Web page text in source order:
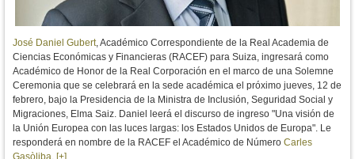
José Daniel Gubert, Académico Correspondiente de la Real Academia de
Ciencias Económicas y Financieras (RACEF) para Suiza, ingresará como
Académico de Honor de la Real Corporación en el marco de una Solemne
Ceremonia que se celebrará en la sede académica el próximo jueves, 12 de
febrero, bajo la Presidencia de la Ministra de Inclusión, Seguridad Social y
Migraciones, Elma Saiz. Daniel leerá el discurso de ingreso "Una visión de
la Unión Europea con las luces largas: los Estados Unidos de Europa". Le
responderá en nombre de la RACEF el Académico de Número Carles